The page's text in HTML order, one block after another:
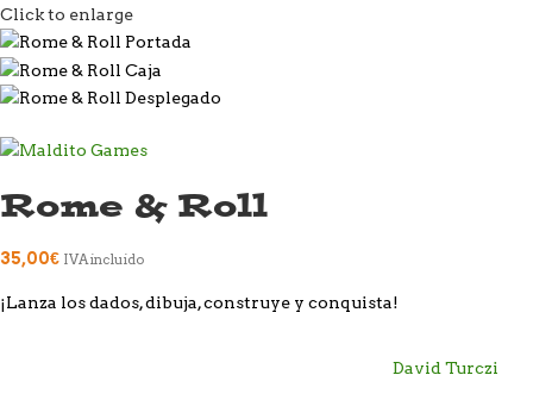
Click to enlarge
Rome & Roll
35,00€ IVA incluido
¡Lanza los dados, dibuja, construye y conquista!
David Turczi